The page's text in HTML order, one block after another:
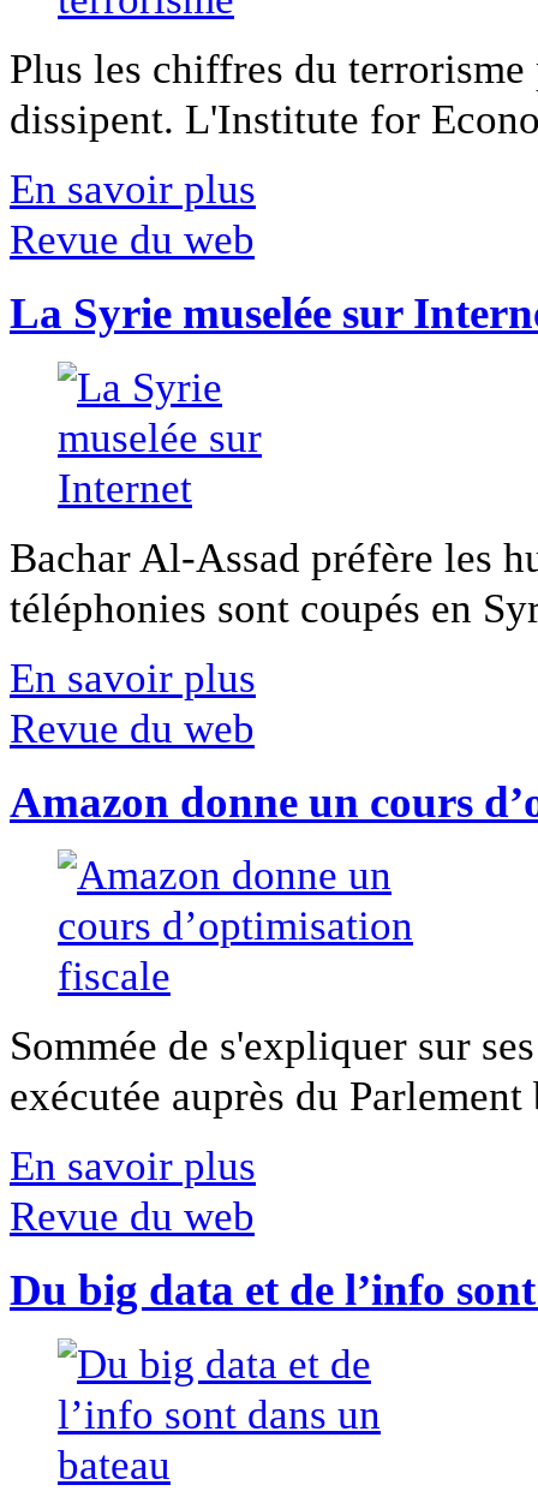
Plus les chiffres du
dissipent. L'Institute for
En savoir plus
Revue du web
La Syrie muselée sur
Bachar Al-Assad préfère les
téléphonies sont coupés en
En savoir plus
Revue du web
Amazon donne un cours
Sommée de s'expliquer sur
exécutée auprès du
En savoir plus
Revue du web
Du big data et de l’info